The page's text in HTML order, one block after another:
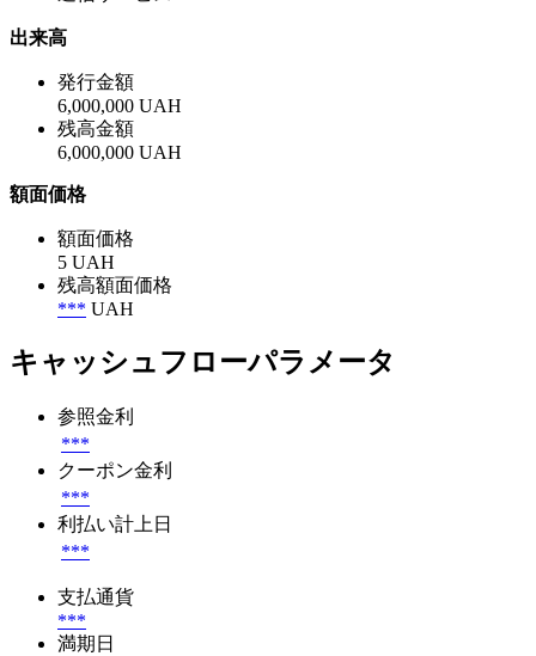
出来高
発行金額
6,000,000 UAH
残高金額
6,000,000 UAH
額面価格
額面価格
5 UAH
残高額面価格
*** UAH
キャッシュフローパラメータ
参照金利
***
クーポン金利
***
利払い計上日
***
支払通貨
***
満期日